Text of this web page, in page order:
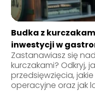
Budka z
inwestycji w
Zastanawiasz się
kurczakami? Odkryj,
przedsięwzięcia,
operacyjne oraz jak